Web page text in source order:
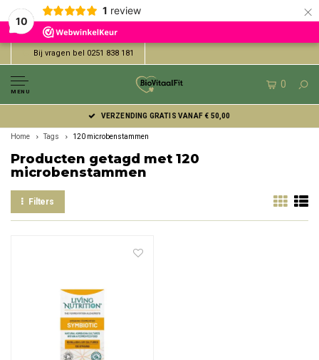
10
1 review ×
Bij vragen bel 0251 838 181
MENU
0
VERZENDING GRATIS VANAF € 50,00
Home Tags 120 microbenstammen
Producten getagd met 120
microbenstammen
Filters